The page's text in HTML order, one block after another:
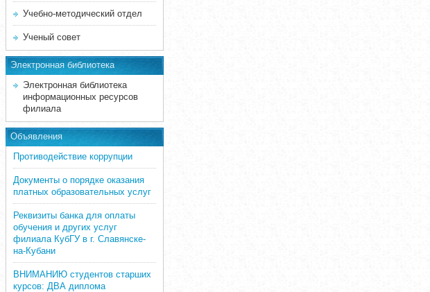
Учебно-методический отдел
Ученый совет
Электронная библиотека
Электронная библиотека
информационных ресурсов
филиала
Объявления
Противодействие коррупции
Документы о порядке оказания
платных образовательных услуг
Реквизиты банка для оплаты
обучения и других услуг
филиала КубГУ в г. Славянске-
на-Кубани
ВНИМАНИЮ студентов старших
курсов: ДВА диплома